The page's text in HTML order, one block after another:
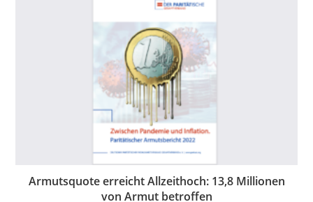
Armutsquote erreicht Allzeithoch: 13,8 Millionen
von Armut betroffen